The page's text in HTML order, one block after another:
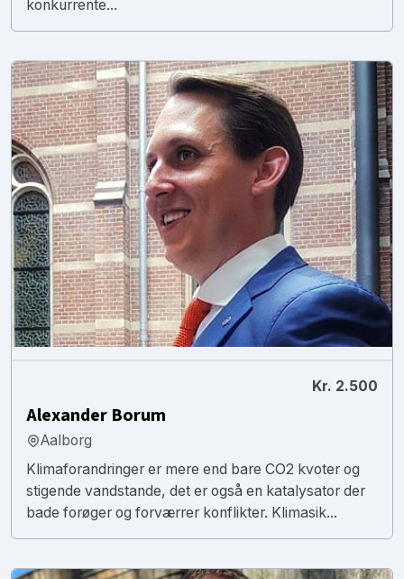
konkurrente...
Kr. 2.500
Alexander Borum
Aalborg
Klimaforandringer er mere end bare CO2 kvoter og
stigende vandstande, det er også en katalysator der
bade forøger og forværrer konflikter. Klimasik...